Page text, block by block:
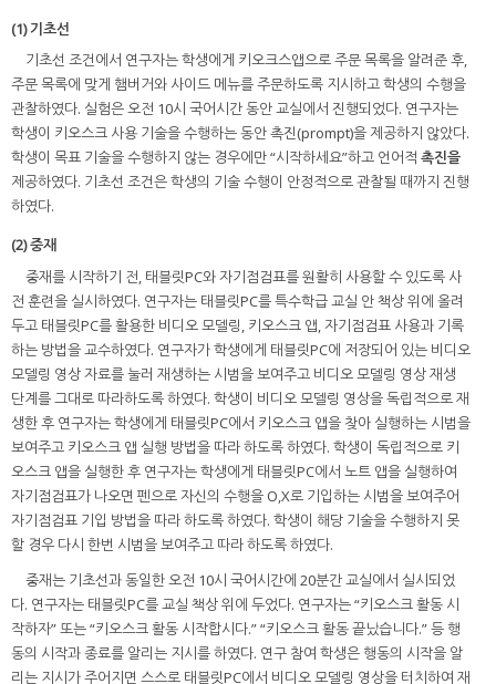
(1) 기초선
기초선 조건에서 연구자는 학생에게 키오크스앱으로 주문 목록을 알려준 후,
주문 목록에 맞게 햄버거와 사이드 메뉴를 주문하도록 지시하고 학생의 수행을
관찰하였다. 실험은 오전 10시 국어시간 동안 교실에서 진행되었다. 연구자는
학생이 키오스크 사용 기술을 수행하는 동안 촉진(prompt)을 제공하지 않았다.
학생이 목표 기술을 수행하지 않는 경우에만 “시작하세요”하고 언어적 촉진을
제공하였다. 기초선 조건은 학생의 기술 수행이 안정적으로 관찰될 때까지 진행
하였다.
(2) 중재
중재를 시작하기 전, 태블릿PC와 자기점검표를 원활히 사용할 수 있도록 사
전 훈련을 실시하였다. 연구자는 태블릿PC를 특수학급 교실 안 책상 위에 올려
두고 태블릿PC를 활용한 비디오 모델링, 키오스크 앱, 자기점검표 사용과 기록
하는 방법을 교수하였다. 연구자가 학생에게 태블릿PC에 저장되어 있는 비디오
모델링 영상 자료를 눌러 재생하는 시범을 보여주고 비디오 모델링 영상 재생
단계를 그대로 따라하도록 하였다. 학생이 비디오 모델링 영상을 독립적으로 재
생한 후 연구자는 학생에게 태블릿PC에서 키오스크 앱을 찾아 실행하는 시범을
보여주고 키오스크 앱 실행 방법을 따라 하도록 하였다. 학생이 독립적으로 키
오스크 앱을 실행한 후 연구자는 학생에게 태블릿PC에서 노트 앱을 실행하여
자기점검표가 나오면 펜으로 자신의 수행을 O,X로 기입하는 시범을 보여주어
자기점검표 기입 방법을 따라 하도록 하였다. 학생이 해당 기술을 수행하지 못
할 경우 다시 한번 시범을 보여주고 따라 하도록 하였다.
중재는 기초선과 동일한 오전 10시 국어시간에 20분간 교실에서 실시되었
다. 연구자는 태블릿PC를 교실 책상 위에 두었다. 연구자는 “키오스크 활동 시
작하자” 또는 “키오스크 활동 시작합시다.” “키오스크 활동 끝났습니다.” 등 행
동의 시작과 종료를 알리는 지시를 하였다. 연구 참여 학생은 행동의 시작을 알
리는 지시가 주어지면 스스로 태블릿PC에서 비디오 모델링 영상을 터치하여 재